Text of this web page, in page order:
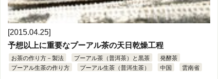
[2015.04.25]
予想以上に重要なプーアル茶の天日乾燥工程
お茶の作り方－製法 プーアル茶（普洱茶）と黒茶
発酵茶
プーアル生茶の作り方
プーアル生茶（普洱生茶） 中国 雲南省